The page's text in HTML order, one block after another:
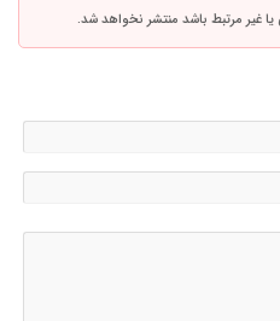
یا غیر مرتبط باشد منتشر نخواهد شد.